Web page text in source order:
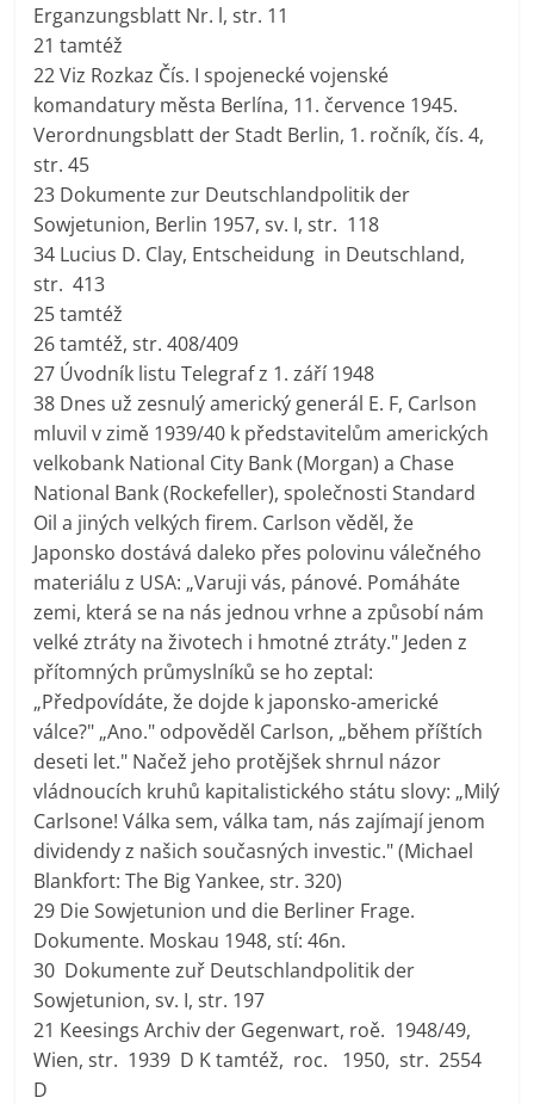
Erganzungsblatt Nr. l, str. 11
21 tamtéž
22 Viz Rozkaz Čís. I spojenecké vojenské
komandatury města Berlína, 11. července 1945.
Verordnungsblatt der Stadt Berlin, 1. ročník, čís. 4,
str. 45
23 Dokumente zur Deutschlandpolitik der
Sowjetunion, Berlin 1957, sv. I, str. 118
34 Lucius D. Clay, Entscheidung in Deutschland,
str. 413
25 tamtéž
26 tamtéž, str. 408/409
27 Úvodník listu Telegraf z 1. září 1948
38 Dnes už zesnulý americký generál E. F, Carlson
mluvil v zimě 1939/40 k představitelům amerických
velkobank National City Bank (Morgan) a Chase
National Bank (Rockefeller), společnosti Standard
Oil a jiných velkých firem. Carlson věděl, že
Japonsko dostává daleko přes polovinu válečného
materiálu z USA: „Varuji vás, pánové. Pomáháte
zemi, která se na nás jednou vrhne a způsobí nám
velké ztráty na životech i hmotné ztráty." Jeden z
přítomných průmyslníků se ho zeptal:
„Předpovídáte, že dojde k japonsko-americké
válce?" „Ano." odpověděl Carlson, „během příštích
deseti let." Načež jeho protějšek shrnul názor
vládnoucích kruhů kapitalistického státu slovy: „Milý
Carlsone! Válka sem, válka tam, nás zajímají jenom
dividendy z našich současných investic." (Michael
Blankfort: The Big Yankee, str. 320)
29 Die Sowjetunion und die Berliner Frage.
Dokumente. Moskau 1948, stí: 46n.
30 Dokumente zuř Deutschlandpolitik der
Sowjetunion, sv. I, str. 197
21 Keesings Archiv der Gegenwart, roě. 1948/49,
Wien, str. 1939 D K tamtéž, roc. 1950, str. 2554
D